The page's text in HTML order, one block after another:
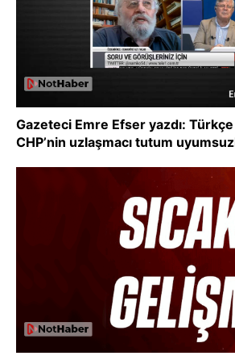
Gazeteci Emre Efser yazdı: Türkçe
CHP’nin uzlaşmacı tutum